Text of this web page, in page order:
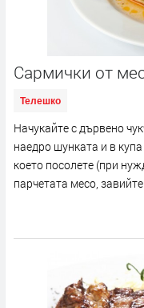
Сaрмички от
Телешко
Начукайте с дървено
наедро шунката и в
което посолете (при
парчетата месо,